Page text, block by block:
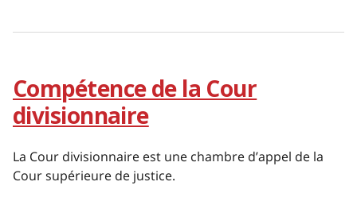
Compétence de la Cour
divisionnaire
La Cour divisionnaire est une chambre d’appel de la
Cour supérieure de justice.